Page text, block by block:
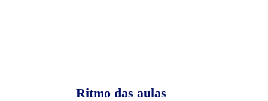
Ritmo das aulas